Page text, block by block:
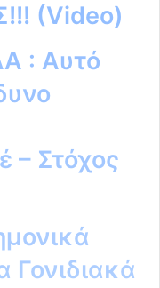
(Video)
: Αυτό
– Στόχος
Γονιδιακά